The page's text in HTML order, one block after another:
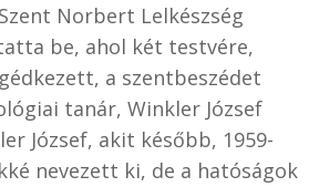
Norbert Lelkészség
be, ahol két testvére,
a szentbeszédet
tanár, Winkler József
József, akit később, 1959-
nevezett ki, de a hatóságok